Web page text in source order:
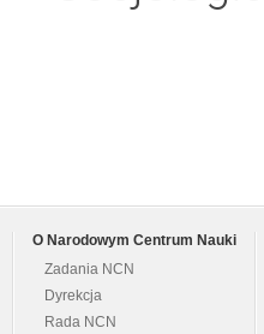
O Narodowym Centrum Nauki
Zadania NCN
Dyrekcja
Rada NCN